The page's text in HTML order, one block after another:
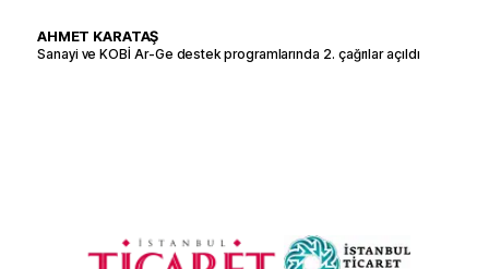
AHMET KARATAŞ
Sanayi ve KOBİ Ar-Ge destek programlarında 2. çağrılar açıldı